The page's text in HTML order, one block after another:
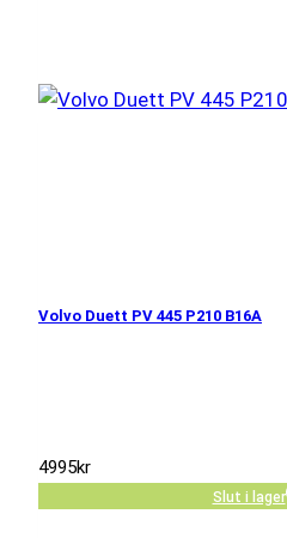
Volvo Duett PV 445 P210 B16A
4995kr
Slut i lager